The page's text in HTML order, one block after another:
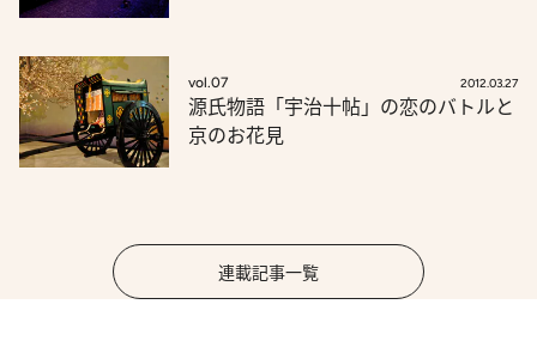
vol.07 2012.03.27
源氏物語「宇治十帖」の恋のバトルと
京のお花見
連載記事一覧